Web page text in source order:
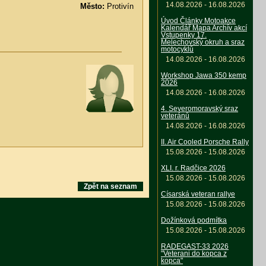
Město: Protivín
Zpět na seznam
14.08.2026 - 16.08.2026
Úvod Články Motoakce
Kalendář Mapa Archív akcí
Vstupenky 17.
Melechovský okruh a sraz
motocyklů
14.08.2026 - 16.08.2026
Workshop Jawa 350 kemp
2026
14.08.2026 - 16.08.2026
4. Severomoravský sraz
veteránů
14.08.2026 - 16.08.2026
II. Air Cooled Porsche Rally
15.08.2026 - 15.08.2026
XLI. r. Radčice 2026
15.08.2026 - 15.08.2026
Císarská veteran rallye
15.08.2026 - 15.08.2026
Dožínková podmítka
15.08.2026 - 15.08.2026
RADEGAST-33 2026
"Veterani do kopca z
kopca"